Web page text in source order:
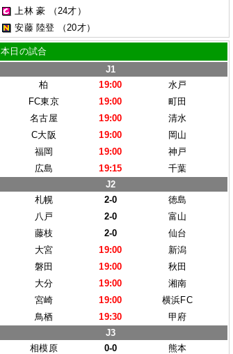
上林 豪
（24才）
安藤 陸登
（20才）
本日の試合
J1
柏
19:00
水戸
FC東京
19:00
町田
名古屋
19:00
清水
C大阪
19:00
岡山
福岡
19:00
神戸
広島
19:15
千葉
J2
札幌
2-0
徳島
八戸
2-0
富山
藤枝
2-0
仙台
大宮
19:00
新潟
磐田
19:00
秋田
大分
19:00
湘南
宮崎
19:00
横浜FC
鳥栖
19:30
甲府
J3
相模原
0-0
熊本